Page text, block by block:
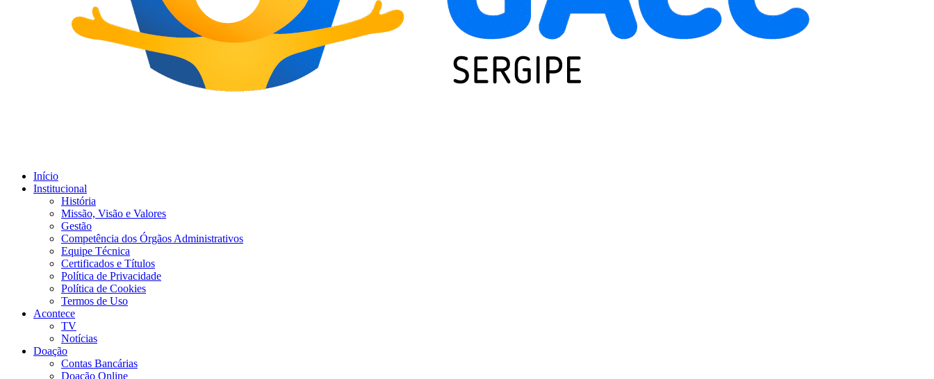
Início
Institucional
História
Missão, Visão e Valores
Gestão
Competência dos Órgãos Administrativos
Equipe Técnica
Certificados e Títulos
Política de Privacidade
Política de Cookies
Termos de Uso
Acontece
TV
Notícias
Doação
Contas Bancárias
Doação Online